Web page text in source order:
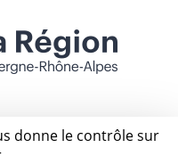
donne le contrôle sur